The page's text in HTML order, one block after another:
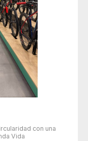
con una
Vida